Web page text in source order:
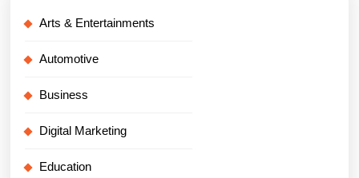
Arts & Entertainments
Automotive
Business
Digital Marketing
Education